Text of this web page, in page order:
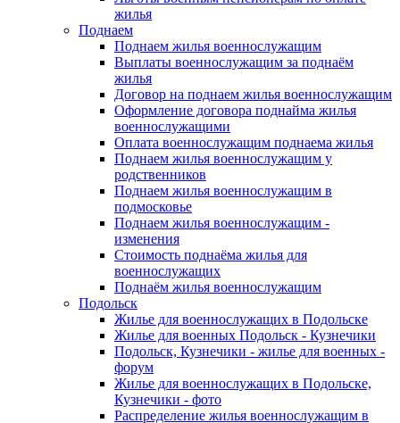
жилья
Поднаем
Поднаем жилья военнослужащим
Выплаты военнослужащим за поднаём
жилья
Договор на поднаем жилья военнослужащим
Оформление договора поднайма жилья
военнослужащими
Оплата военнослужащим поднаема жилья
Поднаем жилья военнослужащим у
родственников
Поднаем жилья военнослужащим в
подмосковье
Поднаем жилья военнослужащим -
изменения
Стоимость поднаёма жилья для
военнослужащих
Поднаём жилья военнослужащим
Подольск
Жилье для военнослужащих в Подольске
Жилье для военных Подольск - Кузнечики
Подольск, Кузнечики - жилье для военных -
форум
Жилье для военнослужащих в Подольске,
Кузнечики - фото
Распределение жилья военнослужащим в